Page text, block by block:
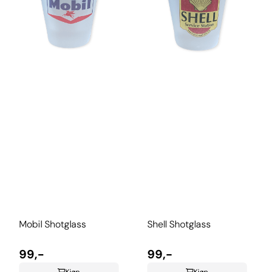
Mobil Shotglass
99,-
Shell Shotglass
99,-